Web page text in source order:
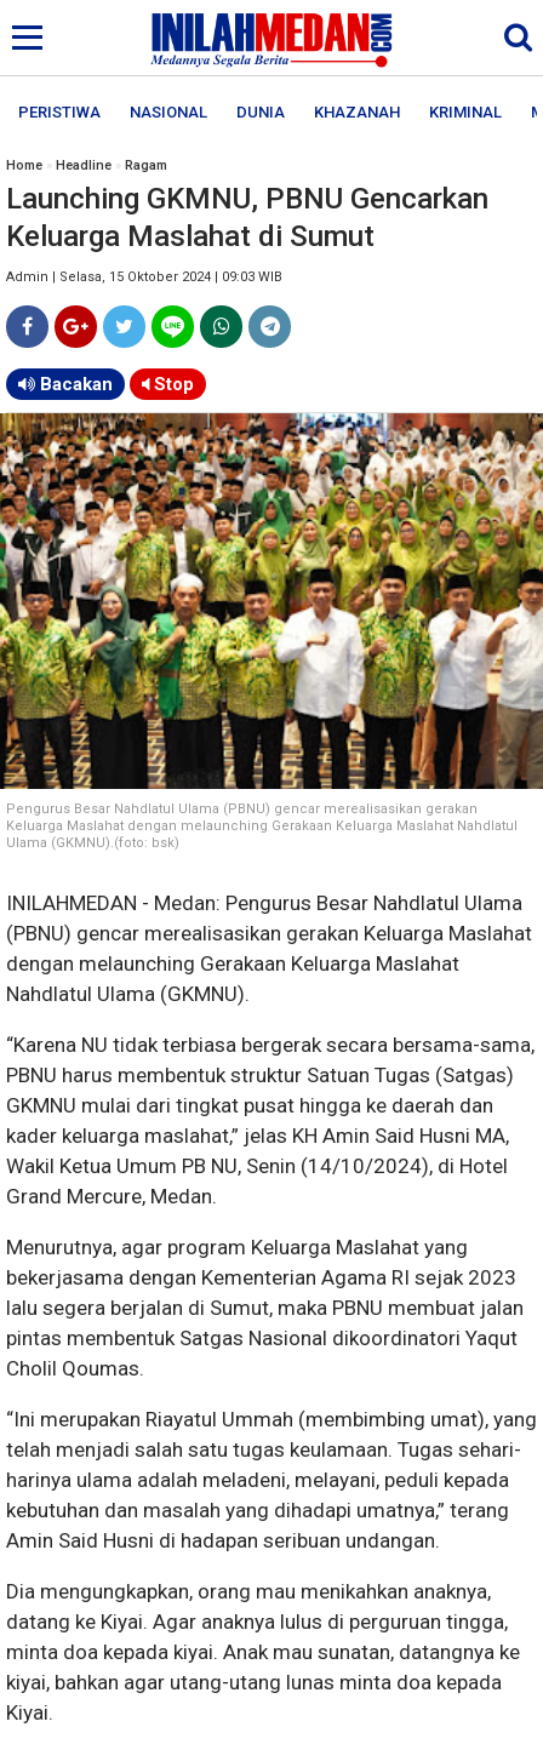
PERISTIWA NASIONAL DUNIA KHAZANAH KRIMINAL
Home » Headline » Ragam
Launching GKMNU, PBNU Gencarkan
Keluarga Maslahat di Sumut
Admin | Selasa, 15 Oktober 2024 | 09:03 WIB
Bacakan Stop
Pengurus Besar Nahdlatul Ulama (PBNU) gencar merealisasikan gerakan
Keluarga Maslahat dengan melaunching Gerakaan Keluarga Maslahat Nahdlatul
Ulama (GKMNU).(foto: bsk)
INILAHMEDAN - Medan: Pengurus Besar Nahdlatul Ulama
(PBNU) gencar merealisasikan gerakan Keluarga Maslahat
dengan melaunching Gerakaan Keluarga Maslahat
Nahdlatul Ulama (GKMNU).
“Karena NU tidak terbiasa bergerak secara bersama-sama,
PBNU harus membentuk struktur Satuan Tugas (Satgas)
GKMNU mulai dari tingkat pusat hingga ke daerah dan
kader keluarga maslahat,” jelas KH Amin Said Husni MA,
Wakil Ketua Umum PB NU, Senin (14/10/2024), di Hotel
Grand Mercure, Medan.
Menurutnya, agar program Keluarga Maslahat yang
bekerjasama dengan Kementerian Agama RI sejak 2023
lalu segera berjalan di Sumut, maka PBNU membuat jalan
pintas membentuk Satgas Nasional dikoordinatori Yaqut
Cholil Qoumas.
“Ini merupakan Riayatul Ummah (membimbing umat), yang
telah menjadi salah satu tugas keulamaan. Tugas sehari-
harinya ulama adalah meladeni, melayani, peduli kepada
kebutuhan dan masalah yang dihadapi umatnya,” terang
Amin Said Husni di hadapan seribuan undangan.
Dia mengungkapkan, orang mau menikahkan anaknya,
datang ke Kiyai. Agar anaknya lulus di perguruan tingga,
minta doa kepada kiyai. Anak mau sunatan, datangnya ke
kiyai, bahkan agar utang-utang lunas minta doa kepada
Kiyai.